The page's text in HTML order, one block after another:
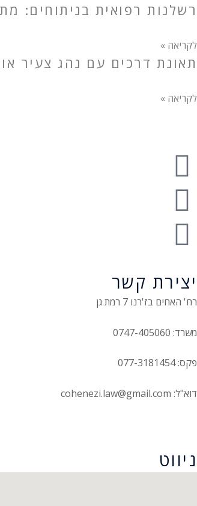
רשלנות רפואית בניתוחים:
לקריאה »
תאונת דרכים עם נהג צעיר
לקריאה »
יצירת קשר
רח' האחים בז'רנו 7 רמת גן
משרד: 0747-405060
פקס: 077-3181454
דוא"ל: cohenezi.law@gmail.com
ניווט